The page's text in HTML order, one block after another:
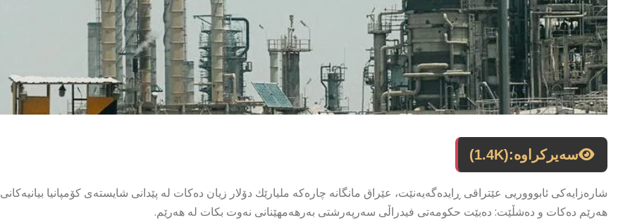
سەیرکراوە:(1.4K)
شارەزایەكی ئابوووریی عێتراقی ڕایدەگەیەنێت، عێراق مانگانە چارەكە ملیارێك دۆلار زیان دەكات لە پێدانی شایستەی كۆمپانیا بیانیەكانی
هەرێم دەكات و دەشڵێت: دەبێت حکومەتی فیدراڵی سەرپەرشتی بەرهەمهێنانی نەوت بكات لە هەرێم.